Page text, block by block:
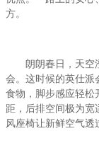
方。
朗朗春日，天空
会。这时候的英仕派
食物，脚步感应轻松
距，后排空间极为宽
风座椅让新鲜空气透